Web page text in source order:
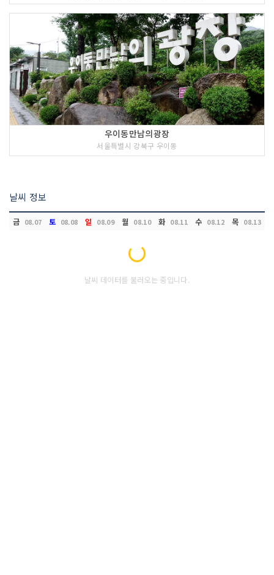
우이동만남의광장
서울특별시 강북구 우이동
날씨 정보
금 08.07 토 08.08 일 08.09 월 08.10 화 08.11 수 08.12 목 08.13
Loading...
날씨 데이터를 불러오는 중입니다.